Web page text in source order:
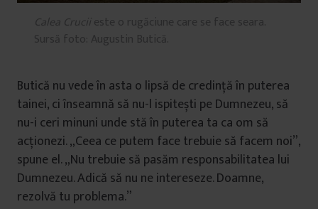
Calea Cruciieste o rugăciune care se face seara.
Sursă foto: Augustin Butică.
Butică nu vede în asta o lipsă de credință în puterea
tainei, ci înseamnă să nu-l ispitești pe Dumnezeu, să
nu-i ceri minuni unde stă în puterea ta ca om să
acționezi. „Ceea ce putem face trebuie să facem noi”,
spune el. „Nu trebuie să pasăm responsabilitatea lui
Dumnezeu. Adică să nu ne intereseze. Doamne,
rezolvă tu problema.”